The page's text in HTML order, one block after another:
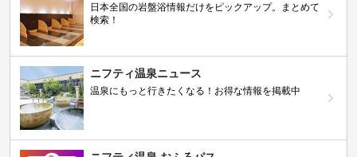
日本全国の岩盤浴情報だけをピックアップ。まとめて
検索！
ニフティ温泉ニュース
温泉にもっと行きたくなる！お得な情報を掲載中